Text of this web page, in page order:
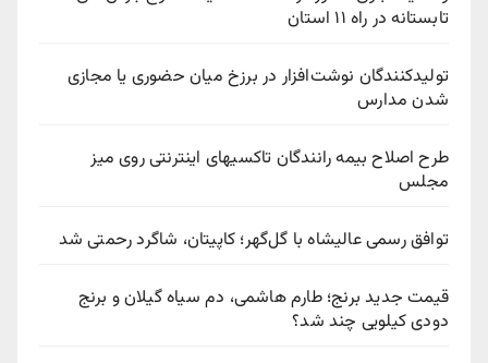
تابستانه در راه ۱۱ استان
تولیدکنندگان نوشت‌افزار در برزخ میان حضوری یا مجازی
شدن مدارس
طرح اصلاح بیمه رانندگان تاکسیهای اینترنتی روی میز
مجلس
توافق رسمی عالیشاه با گل‌گهر؛ کاپیتان، شاگرد رحمتی شد
قیمت جدید برنج؛ طارم هاشمی، دم سیاه گیلان و برنج
دودی کیلویی چند شد؟